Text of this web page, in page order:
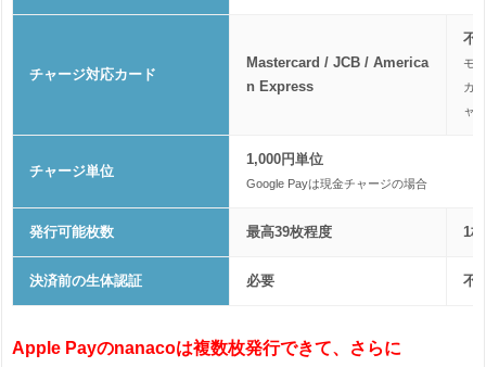
チャージ対応カード
Mastercard / JCB / America
n Express
不
モ
カ
ャ
チャージ単位
1,000円単位
Google Payは現金チャージの場合
発行可能枚数 最高39枚程度 1枚
決済前の生体認証 必要 不
Apple Payのnanacoは複数枚発行できて、さらに